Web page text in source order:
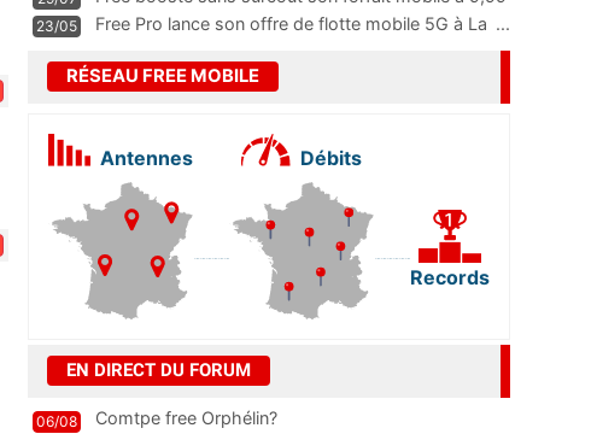
23/05 Free Pro lance son offre de flotte mobile 5G à La ...
RÉSEAU FREE MOBILE
Antennes Débits
Records
EN DIRECT DU FORUM
06/08 Comtpe free Orphélin?